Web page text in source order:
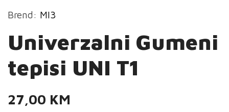
Brend: MI3
Univerzalni Gumeni
tepisi UNI T1
27,00 KM